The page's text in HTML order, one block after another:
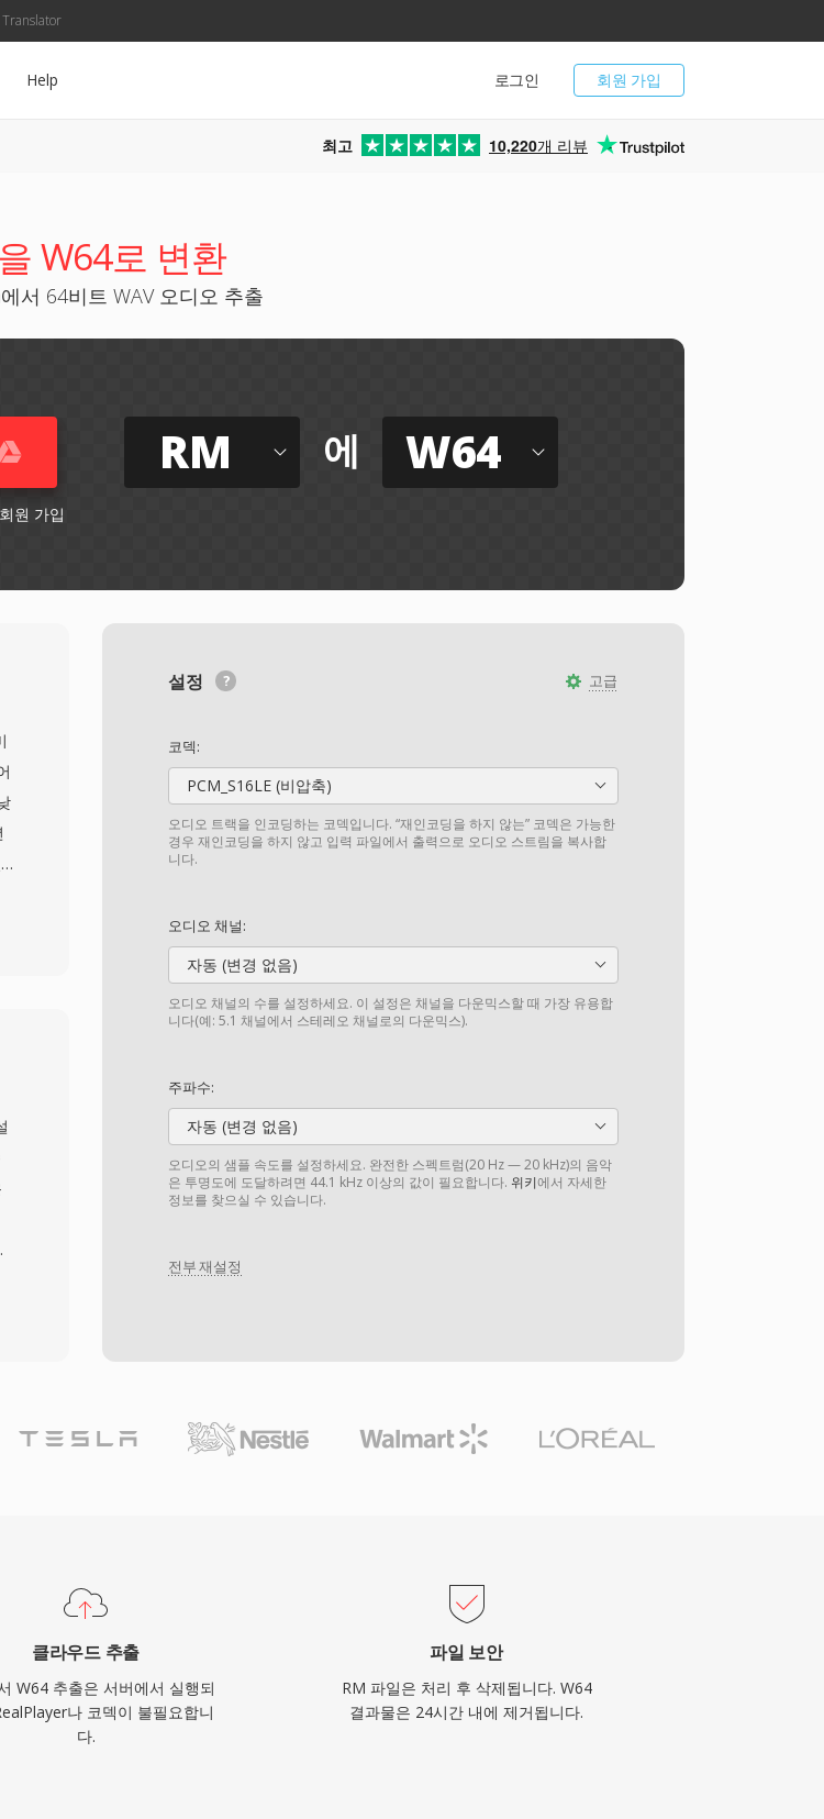
회원 가입
로그인
Help
최고 10,220개 리뷰
W64로 변환
서 64비트 WAV 오디오 추출
회원 가입
RM 에 W64
고급
설정
코덱:
PCM_S16LE (비압축)
오디오 트랙을 인코딩하는 코덱입니다. “재인코딩을 하지 않는” 코덱은 가능한
경우 재인코딩을 하지 않고 입력 파일에서 출력으로 오디오 스트림을 복사합
니다.
오디오 채널:
자동 (변경 없음)
오디오 채널의 수를 설정하세요. 이 설정은 채널을 다운믹스할 때 가장 유용합
니다(예: 5.1 채널에서 스테레오 채널로의 다운믹스).
주파수:
자동 (변경 없음)
오디오의 샘플 속도를 설정하세요. 완전한 스펙트럼(20 Hz — 20 kHz)의 음악
은 투명도에 도달하려면 44.1 kHz 이상의 값이 필요합니다. 위키에서 자세한
정보를 찾으실 수 있습니다.
전부 재설정
클라우드 추출
W64 추출은 서버에서 실행되
나 코덱이 불필요합니
다.
파일 보안
RM 파일은 처리 후 삭제됩니다. W64
결과물은 24시간 내에 제거됩니다.